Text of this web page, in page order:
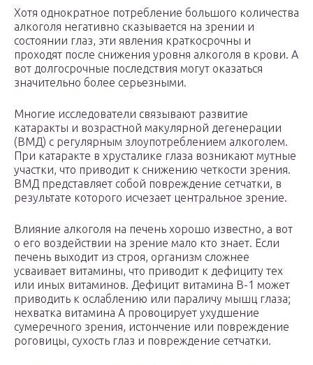
Хотя однократное потребление большого количества
алкоголя негативно сказывается на зрении и
состоянии глаз, эти явления краткосрочны и
проходят после снижения уровня алкоголя в крови. А
вот долгосрочные последствия могут оказаться
значительно более серьезными.
Многие исследователи связывают развитие
катаракты и возрастной макулярной дегенерации
(ВМД) с регулярным злоупотреблением алкоголем.
При катаракте в хрусталике глаза возникают мутные
участки, что приводит к снижению четкости зрения.
ВМД представляет собой повреждение сетчатки, в
результате которого исчезает центральное зрение.
Влияние алкоголя на печень хорошо известно, а вот
о его воздействии на зрение мало кто знает. Если
печень выходит из строя, организм сложнее
усваивает витамины, что приводит к дефициту тех
или иных витаминов. Дефицит витамина B-1 может
приводить к ослаблению или параличу мышц глаза;
нехватка витамина А провоцирует ухудшение
сумеречного зрения, истончение или повреждение
роговицы, сухость глаз и повреждение сетчатки.